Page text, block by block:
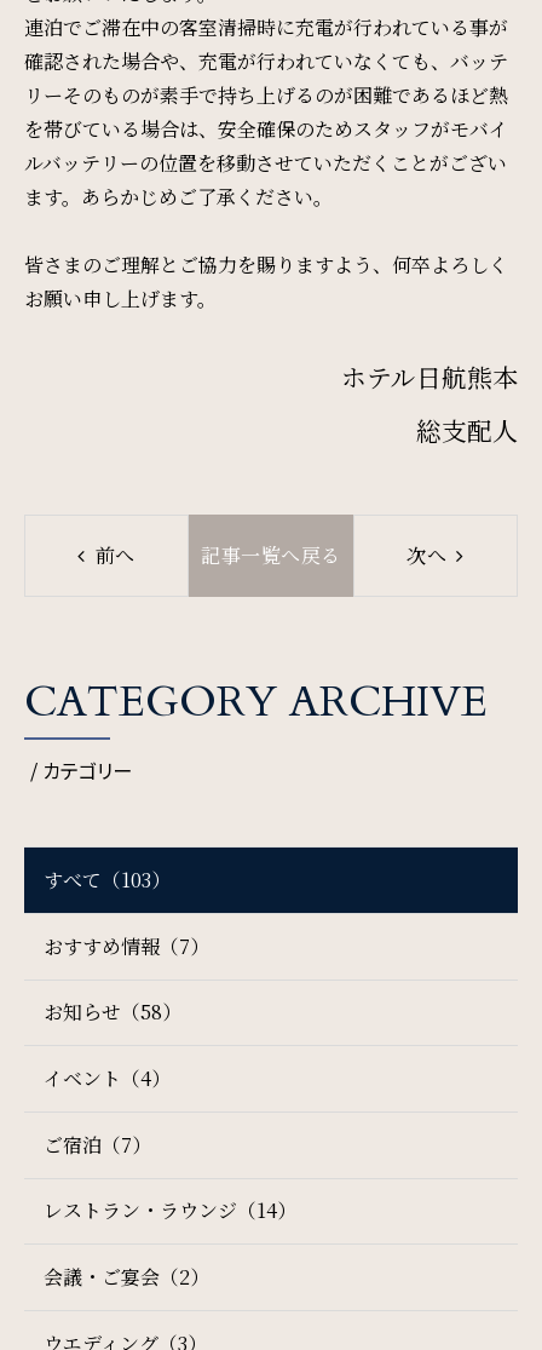
News
お知らせ
よくある質問
サイトマップ
連泊でご滞在中の客室清掃時に充電が行われている事が
確認された場合や、充電が行われていなくても、バッテ
リーそのものが素手で持ち上げるのが困難であるほど熱
を帯びている場合は、安全確保のためスタッフがモバイ
ルバッテリーの位置を移動させていただくことがござい
ます。あらかじめご了承ください。
皆さまのご理解とご協力を賜りますよう、何卒よろしく
お願い申し上げます。
ホテル日航熊本
総支配人
前へ 記事一覧へ戻る 次へ
CATEGORY ARCHIVE
/ カテゴリー
すべて（103）
おすすめ情報（7）
お知らせ（58）
イベント（4）
ご宿泊（7）
レストラン・ラウンジ（14）
会議・ご宴会（2）
ウエディング（3）